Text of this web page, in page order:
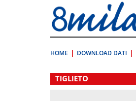
direttamente
a:
Contenuto
HOME DOWNLOAD DATI
.
TIGLIETO